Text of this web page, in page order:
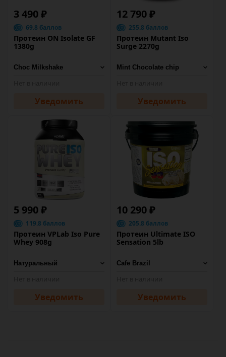
3 490 ₽
69.8 баллов
Протеин ON Isolate GF
1380g
Уведомить
12 790 ₽
255.8 баллов
Протеин Mutant Iso
Surge 2270g
Уведомить
5 990 ₽
119.8 баллов
Протеин VPLab Iso Pure
Whey 908g
Уведомить
10 290 ₽
205.8 баллов
Протеин Ultimate ISO
Sensation 5lb
Уведомить